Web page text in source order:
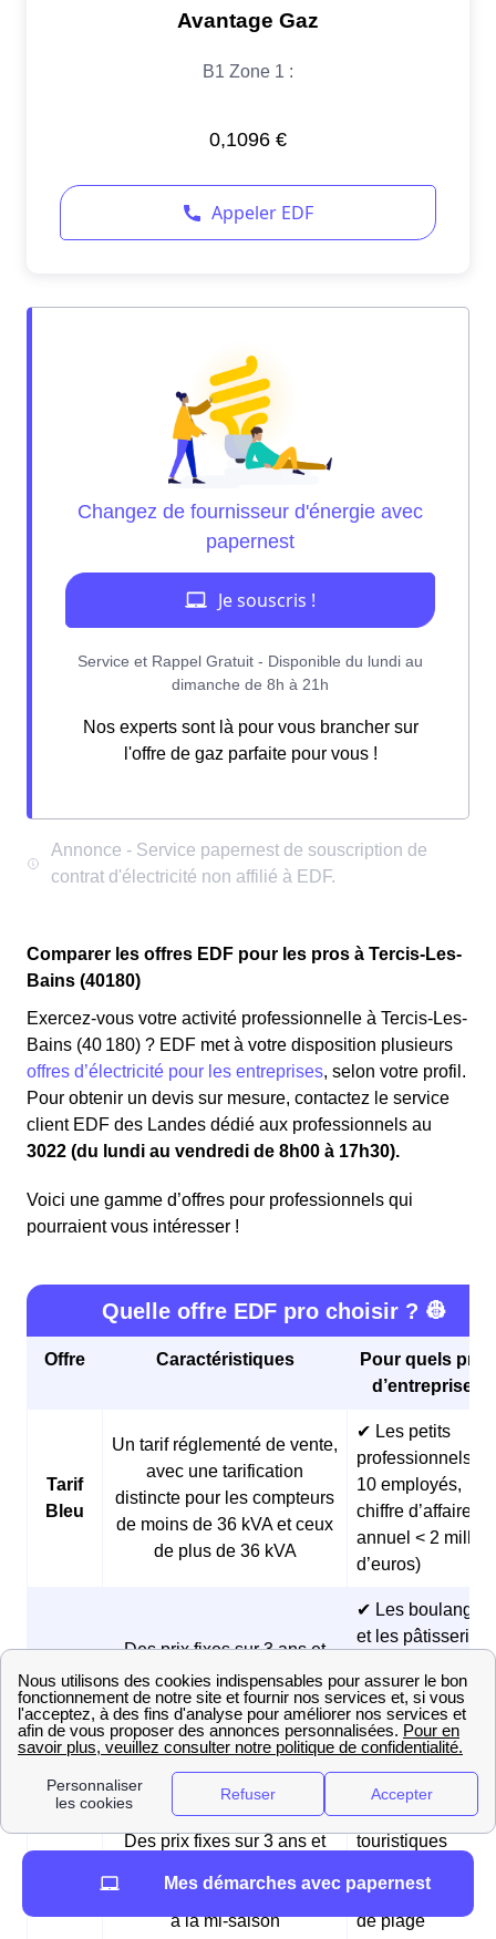
Nos experts sont là pour vous brancher sur
l'offre de gaz parfaite pour vous !
Comparer les offres EDF pour les pros à Tercis-Les-
Bains (40180)
Exercez-vous votre activité professionnelle à Tercis-Les-
Bains (40 180) ? EDF met à votre disposition plusieurs
offres d’électricité pour les entreprises, selon votre profil.
Pour obtenir un devis sur mesure, contactez le service
client EDF des Landes dédié aux professionnels au
3022 (du lundi au vendredi de 8h00 à 17h30).
Voici une gamme d’offres pour professionnels qui
pourraient vous intéresser !
Quelle offre EDF pro choisir ? 👷
Offre Caractéristiques
Pour quels
d’entreprises
Tarif
Bleu
Un tarif réglementé de vente,
avec une tarification
distincte pour les compteurs
de moins de 36 kVA et ceux
de plus de 36 kVA
✔ Les petits
professionnels (<
10 employés,
chiffre d’affaires
annuel < 2
d’euros)
Matina
Des prix fixes sur 3 ans et
des tarifs réduits pendant les
heures creuses du matin
✔ Les
et les pâtisseries
✔ Les
professionnels
matinaux
Des prix fixes sur 3 ans et
pendant la saison estivale et
à la mi-saison
✔ Les
hébergements
touristiques
et les bars en
de plage
Mes démarches avec papernest